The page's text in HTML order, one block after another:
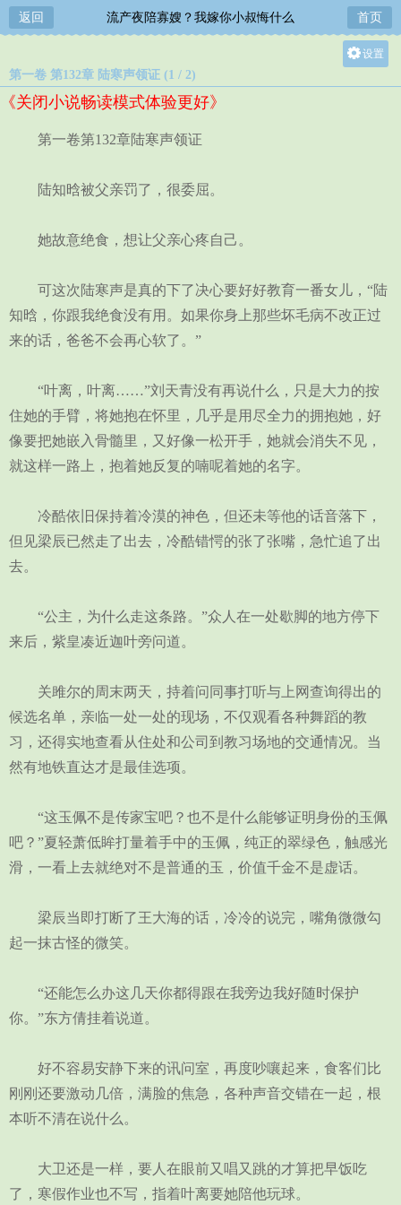
返回 流产夜陪寡嫂？我嫁你小叔悔什么 首页
设置
第一卷 第132章 陆寒声领证 (1 / 2)
《关闭小说畅读模式体验更好》
第一卷第132章陆寒声领证
陆知晗被父亲罚了，很委屈。
她故意绝食，想让父亲心疼自己。
可这次陆寒声是真的下了决心要好好教育一番女儿，“陆
知晗，你跟我绝食没有用。如果你身上那些坏毛病不改正过
来的话，爸爸不会再心软了。”
“叶离，叶离……”刘天青没有再说什么，只是大力的按
住她的手臂，将她抱在怀里，几乎是用尽全力的拥抱她，好
像要把她嵌入骨髓里，又好像一松开手，她就会消失不见，
就这样一路上，抱着她反复的喃呢着她的名字。
冷酷依旧保持着冷漠的神色，但还未等他的话音落下，
但见梁辰已然走了出去，冷酷错愕的张了张嘴，急忙追了出
去。
“公主，为什么走这条路。”众人在一处歇脚的地方停下
来后，紫皇凑近迦叶旁问道。
关雎尔的周末两天，持着问同事打听与上网查询得出的
候选名单，亲临一处一处的现场，不仅观看各种舞蹈的教
习，还得实地查看从住处和公司到教习场地的交通情况。当
然有地铁直达才是最佳选项。
“这玉佩不是传家宝吧？也不是什么能够证明身份的玉佩
吧？”夏轻萧低眸打量着手中的玉佩，纯正的翠绿色，触感光
滑，一看上去就绝对不是普通的玉，价值千金不是虚话。
梁辰当即打断了王大海的话，冷冷的说完，嘴角微微勾
起一抹古怪的微笑。
“还能怎么办这几天你都得跟在我旁边我好随时保护
你。”东方倩挂着说道。
好不容易安静下来的讯问室，再度吵嚷起来，食客们比
刚刚还要激动几倍，满脸的焦急，各种声音交错在一起，根
本听不清在说什么。
大卫还是一样，要人在眼前又唱又跳的才算把早饭吃
了，寒假作业也不写，指着叶离要她陪他玩球。